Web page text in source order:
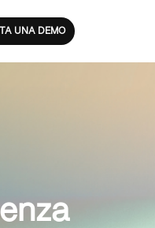
UNA DEMO